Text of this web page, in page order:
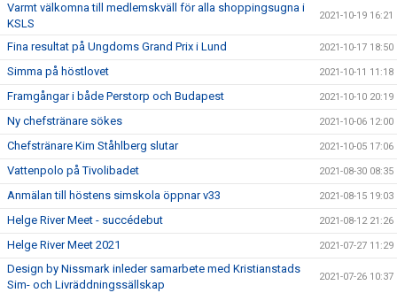
Varmt välkomna till medlemskväll för alla shoppingsugna i
KSLS
2021-10-19 16:21
Fina resultat på Ungdoms Grand Prix i Lund 2021-10-17 18:50
Simma på höstlovet 2021-10-11 11:18
Framgångar i både Perstorp och Budapest 2021-10-10 20:19
Ny chefstränare sökes 2021-10-06 12:00
Chefstränare Kim Ståhlberg slutar 2021-10-05 17:06
Vattenpolo på Tivolibadet 2021-08-30 08:35
Anmälan till höstens simskola öppnar v33 2021-08-15 19:03
Helge River Meet - succédebut 2021-08-12 21:26
Helge River Meet 2021 2021-07-27 11:29
Design by Nissmark inleder samarbete med Kristianstads
Sim- och Livräddningssällskap
2021-07-26 10:37